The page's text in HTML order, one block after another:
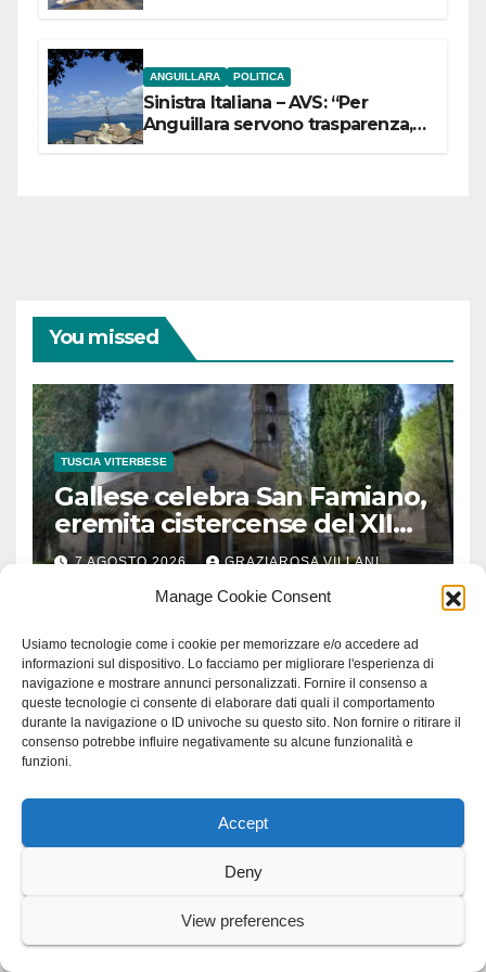
Manage Cookie Consent
Usiamo tecnologie come i cookie per memorizzare e/o accedere ad
informazioni sul dispositivo. Lo facciamo per migliorare l'esperienza di
navigazione e mostrare annunci personalizzati. Fornire il consenso a
queste tecnologie ci consente di elaborare dati quali il comportamento
durante la navigazione o ID univoche su questo sito. Non fornire o ritirare il
consenso potrebbe influire negativamente su alcune funzionalità e
funzioni.
Accept
Deny
View preferences
ANGUILLARA POLITICA
Sinistra Italiana – AVS: “Per
Anguillara servono trasparenza,
You missed
TUSCIA VITERBESE
Gallese celebra San Famiano,
eremita cistercense del XII
secolo
7 AGOSTO 2026 GRAZIAROSA VILLANI
ANGUILLARA BRACCIANO
CONSORZIO LAGO DI BRACCIANO
TREVIGNANO
“La sedia” diventa Belvedere
sul lago di Bracciano: ieri
l’inaugurazione